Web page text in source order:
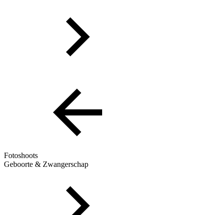
Fotoshoots
Geboorte & Zwangerschap